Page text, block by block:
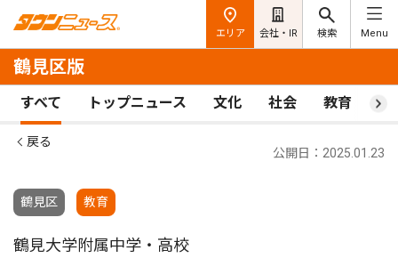
エリア 会社・IR 検索 Menu
鶴見区版
すべて トップニュース 文化 社会 教育 ス
戻る
鶴見区 教育
公開日：2025.01.23
鶴見大学附属中学・高校